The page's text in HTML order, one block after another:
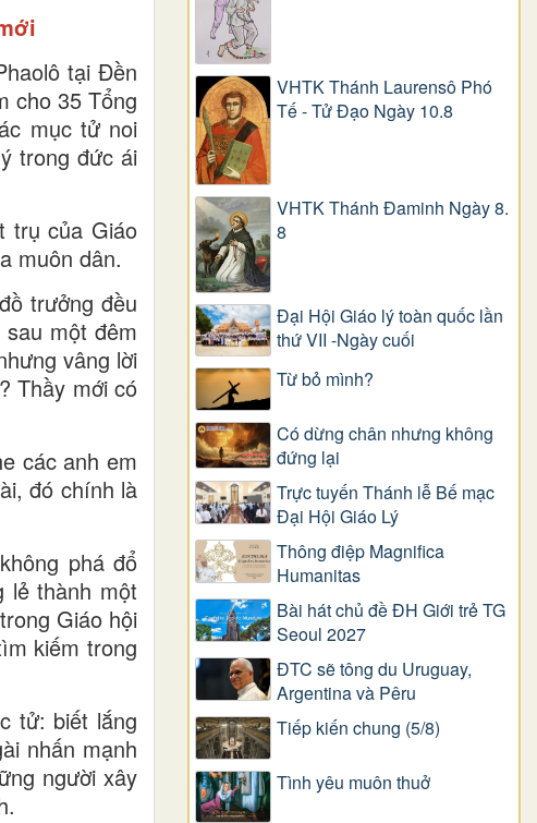
tại Đền
cho 35 Tổng
mục tử noi
trong đức ái
trụ của Giáo
muôn dân.
trưởng đều
một đêm
vâng lời
Thầy mới có
các anh em
đó chính là
phá đổ
lẻ thành một
Giáo hội
kiếm trong
tử: biết lắng
nhấn mạnh
người xây
VHTK Thánh Laurensô Phó
Tế - Tử Đạo Ngày 10.8
VHTK Thánh Đaminh Ngày 8.
8
Đại Hội Giáo lý toàn quốc lần
thứ VII -Ngày cuối
Từ bỏ mình?
Có dừng chân nhưng không
đứng lại
Trực tuyến Thánh lễ Bế mạc
Đại Hội Giáo Lý
Thông điệp Magnifica
Humanitas
Bài hát chủ đề ĐH Giới trẻ TG
Seoul 2027
ĐTC sẽ tông du Uruguay,
Argentina và Pêru
Tiếp kiến chung (5/8)
Tình yêu muôn thuở